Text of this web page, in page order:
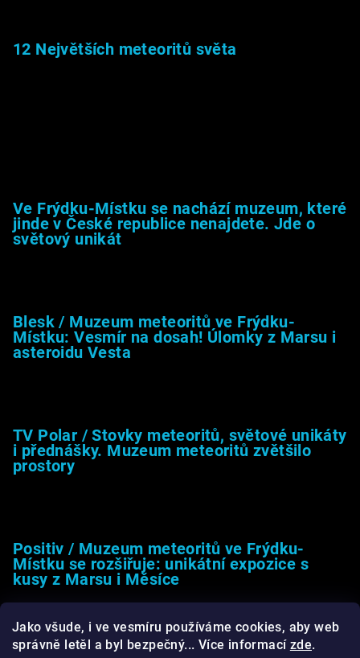
Jako všude, i ve vesmíru používáme cookies, aby web
správně letěl a byl bezpečný... Více informací zde.
12 Největších meteoritů světa
Ve Frýdku-Místku se nachází muzeum, které
jinde v České republice nenajdete. Jde o
světový unikát
Blesk / Muzeum meteoritů ve Frýdku-
Místku: Vesmír na dosah! Úlomky z Marsu i
asteroidu Vesta
TV Polar / Stovky meteoritů, světové unikáty
i přednášky. Muzeum meteoritů zvětšilo
prostory
Positiv / Muzeum meteoritů ve Frýdku-
Místku se rozšiřuje: unikátní expozice s
kusy z Marsu i Měsíce